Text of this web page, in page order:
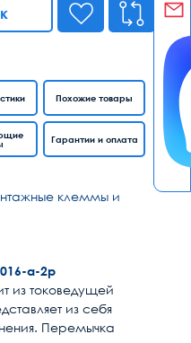
Похожие товары
Гарантии и оплата
клеммы и
a-2p
из токоведущей
из себя
Перемычка